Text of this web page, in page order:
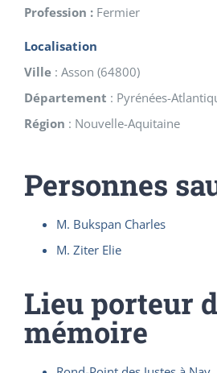
Profession : Fermier
Localisation
Ville : Asson (64800)
Département : Pyrénées-
Région : Nouvelle-Aquitaine
Personnes
M. Bukspan Charles
M. Ziter Elie
Lieu porteur
mémoire